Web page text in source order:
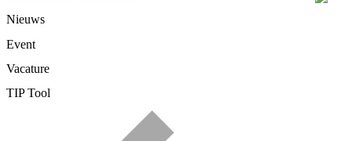
Nieuws
Event
Vacature
TIP Tool